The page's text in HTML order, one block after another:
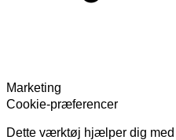
Marketing
Cookie-præferencer
Dette værktøj hjælper dig